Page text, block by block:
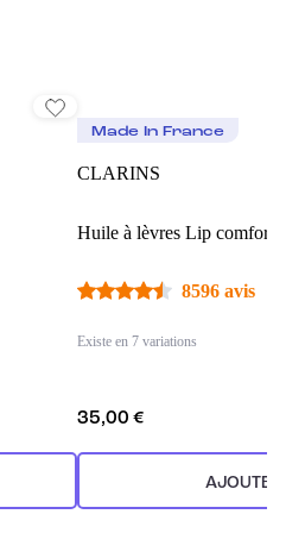
Made In France
CLARINS
Huile à lèvres Lip comfort oil
8596 avis
Existe en 7 variations
35,00 €
AJOUTER